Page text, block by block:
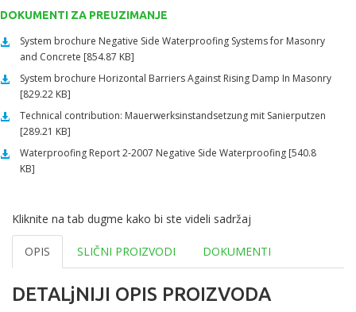
DOKUMENTI ZA PREUZIMANJE
System brochure Negative Side Waterproofing Systems for Masonry
and Concrete [854.87 KB]
System brochure Horizontal Barriers Against Rising Damp In Masonry
[829.22 KB]
Technical contribution: Mauerwerksinstandsetzung mit Sanierputzen
[289.21 KB]
Waterproofing Report 2-2007 Negative Side Waterproofing [540.8
KB]
Kliknite na tab dugme kako bi ste videli sadržaj
OPIS SLIČNI PROIZVODI DOKUMENTI
DETALjNIJI OPIS PROIZVODA